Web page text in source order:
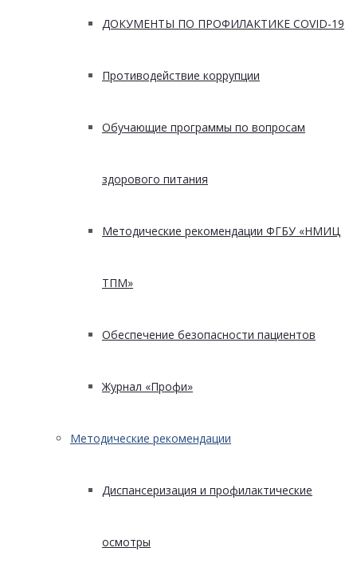
ДОКУМЕНТЫ ПО ПРОФИЛАКТИКЕ COVID-19
Противодействие коррупции
Обучающие программы по вопросам
здорового питания
Методические рекомендации ФГБУ «НМИЦ
ТПМ»
Обеспечение безопасности пациентов
Журнал «Профи»
Методические рекомендации
Диспансеризация и профилактические
осмотры